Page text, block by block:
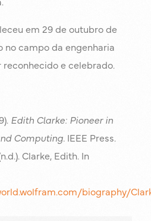
em 29 de outubro de
no campo da engenharia
e celebrado.
Edith Clarke: Pioneer in
Computing. IEEE Press.
Clarke, Edith. In
biography/